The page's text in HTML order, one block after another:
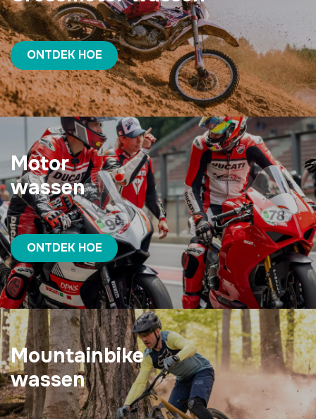
ONTDEK HOE
Motor
wassen
ONTDEK HOE
Mountainbike
wassen